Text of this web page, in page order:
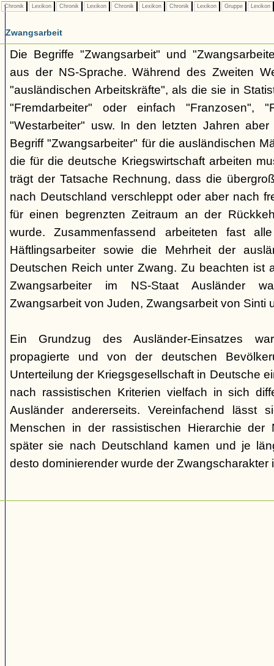
Chronik Lexikon Chronik Lexikon Chronik Lexikon Chronik Lexikon Gruppe Lexikon
Zwangsarbeit
Die Begriffe "Zwangsarbeit" und
aus der NS-Sprache. Während des Zweiten
"ausländischen Arbeitskräfte", als die sie in
"Fremdarbeiter" oder einfach "Franzosen",
"Westarbeiter" usw. In den letzten Jahren
Begriff "Zwangsarbeiter" für die ausländischen
die für die deutsche Kriegswirtschaft arbeiten
trägt der Tatsache Rechnung, dass die
nach Deutschland verschleppt oder aber nach
für einen begrenzten Zeitraum an der
wurde. Zusammenfassend arbeiteten fast
Häftlingsarbeiter sowie die Mehrheit der
Deutschen Reich unter Zwang. Zu beachten ist
Zwangsarbeiter im NS-Staat Ausländer
Zwangsarbeit von Juden, Zwangsarbeit von Sinti
Ein Grundzug des Ausländer-Einsatzes
propagierte und von der deutschen
Unterteilung der Kriegsgesellschaft in Deutsche
nach rassistischen Kriterien vielfach in sich
Ausländer andererseits. Vereinfachend lässt
Menschen in der rassistischen Hierarchie der
später sie nach Deutschland kamen und je
desto dominierender wurde der Zwangscharakter